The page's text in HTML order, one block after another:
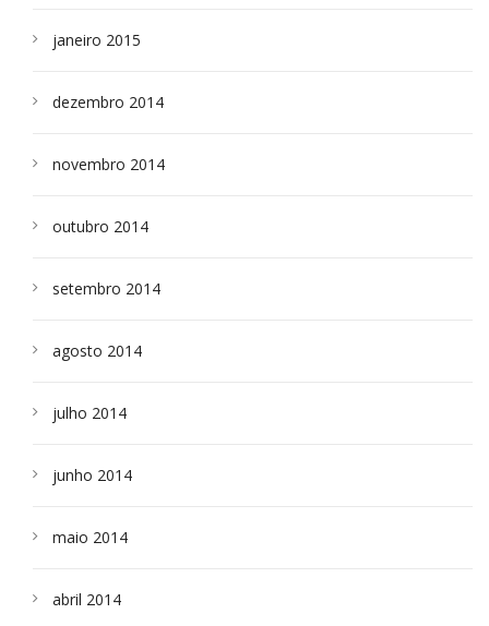
janeiro 2015
dezembro 2014
novembro 2014
outubro 2014
setembro 2014
agosto 2014
julho 2014
junho 2014
maio 2014
abril 2014